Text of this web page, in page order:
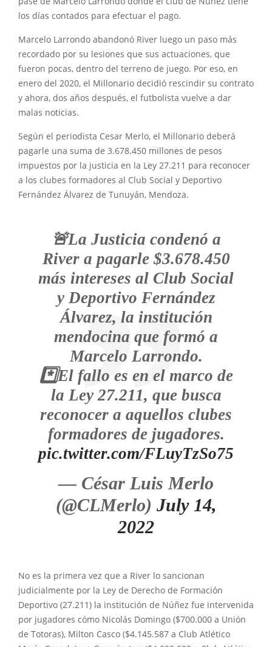
los días contados para efectuar el pago.
Marcelo Larrondo abandonó River luego un paso más
recordado por su lesiones que sus actuaciones, que
fueron pocas, dentro del terreno de juego. Por eso, en
enero del 2020, el Millonario decidió rescindir su contrato
y ahora, dos años después, el futbolista vuelve a dar
malas noticias.
Según el periodista Cesar Merlo, el Millonario deberá
pagarle una suma de 3.678.450 millones de pesos
impuestos por la justicia en la Ley 27.211 para reconocer
a los clubes formadores al Club Social y Deportivo
Fernández Álvarez de Tunuyán, Mendoza.
🚨La Justicia condenó a
River a pagarle $3.678.450
más intereses al Club Social
y Deportivo Fernández
Álvarez, la institución
mendocina que formó a
Marcelo Larrondo.
*️⃣El fallo es en el marco de
la Ley 27.211, que busca
reconocer a aquellos clubes
formadores de jugadores.
pic.twitter.com/FLuyTzSo75
— César Luis Merlo
(@CLMerlo) July 14,
2022
No es la primera vez que a River lo sancionan
judicialmente por la Ley de Derecho de Formación
Deportivo (27.211) la institución de Núñez fue intervenida
por jugadores cómo Nicolás Domingo ($700.000 a Unión
de Totoras), Milton Casco ($4.145.587 a Club Atlético